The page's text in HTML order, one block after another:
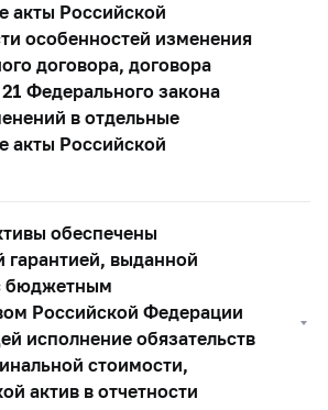
акты Российской
особенностей изменения
договора, договора
Федерального закона
в отдельные
акты Российской
обеспечены
гарантией, выданной
бюджетным
Российской Федерации
исполнение обязательств
стоимости,
актив в отчетности